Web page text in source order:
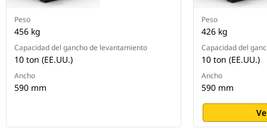
Peso
456 kg
Capacidad del gancho de levantamiento
10 ton (EE.UU.)
Ancho
590 mm
Peso
426 kg
Capacidad del
10 ton (EE.UU.)
Ancho
590 mm